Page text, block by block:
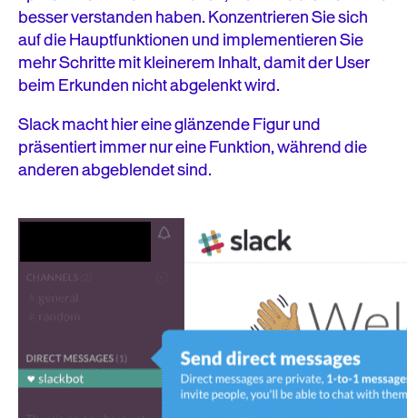
besser verstanden haben. Konzentrieren Sie sich
auf die Hauptfunktionen und implementieren Sie
mehr Schritte mit kleinerem Inhalt, damit der User
beim Erkunden nicht abgelenkt wird.
Slack macht hier eine glänzende Figur und
präsentiert immer nur eine Funktion, während die
anderen abgeblendet sind.